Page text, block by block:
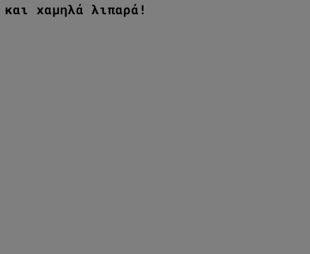
χαμηλά λιπαρά!